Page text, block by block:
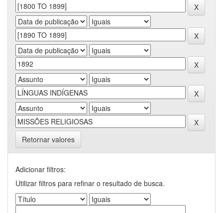
Retornar valores
Adicionar filtros:
Utilizar filtros para refinar o resultado de busca.